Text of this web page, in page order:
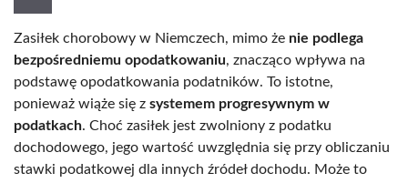
Zasiłek chorobowy w Niemczech, mimo że nie podlega
bezpośredniemu opodatkowaniu, znacząco wpływa na
podstawę opodatkowania podatników. To istotne,
ponieważ wiąże się z systemem progresywnym w
podatkach. Choć zasiłek jest zwolniony z podatku
dochodowego, jego wartość uwzględnia się przy obliczaniu
stawki podatkowej dla innych źródeł dochodu. Może to